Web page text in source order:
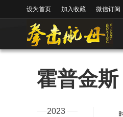
设为首页 加入收藏 微信订阅
霍普金
2023